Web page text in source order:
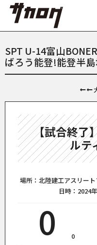
SPT U-14富山
ばろう能登!能登半
【試合終了
ルテ
場所：北陸建工アスリー
日時：2024
0
0